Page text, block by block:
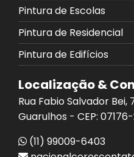
Pintura de Escolas
Pintura de Residencial
Pintura de Edifícios
Localização &
Rua Fabio Salvador Bei,
Guarulhos - CEP:
(11) 99009-6403